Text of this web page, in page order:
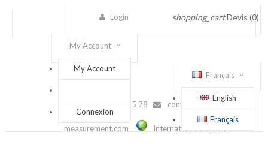
shopping_cart Devis (0)
Login
My Account
My Account
Connexion
Français
English
Français
(+33) 1 56 88 25 78 contact@sensel-
measurement.com International Contact